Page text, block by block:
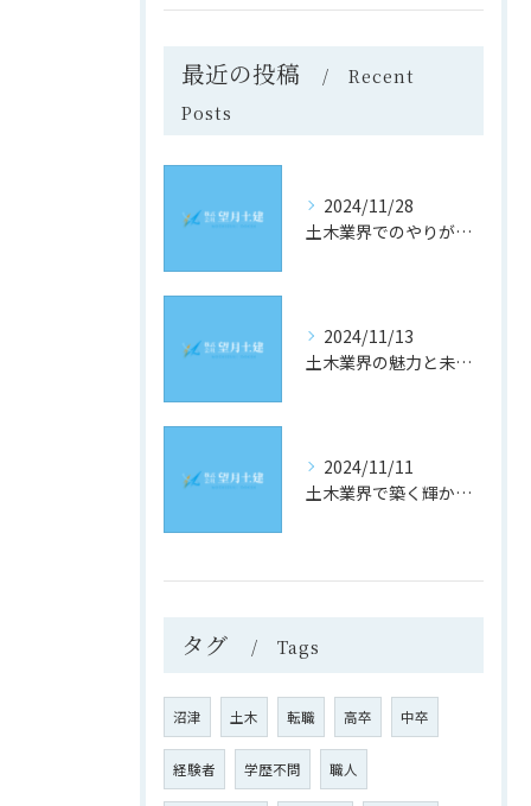
最近の投稿
Recent
Posts
2024/11/28
土木業界でのやりがいと成長の道
2024/11/13
土木業界の魅力と未来への道
2024/11/11
土木業界で築く輝かしい未来
タグ Tags
沼津 土木 転職 高卒 中卒
経験者 学歴不問 職人